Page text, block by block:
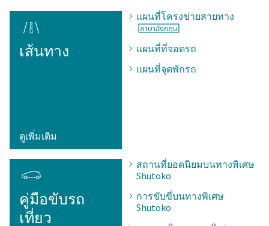
เส้นทาง
ดูเพิ่มเติม
แผนที่โครงข่ายสายทาง
แผนที่ที่จอดรถ
แผนที่จุดพักรถ
คู่มือขับรถ
เที่ยว
สถานที่ยอดนิยมบนทางพิเศษ
Shutoko
การขับขี่บนทางพิเศษ
Shutoko